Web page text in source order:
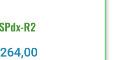
R2
264,00